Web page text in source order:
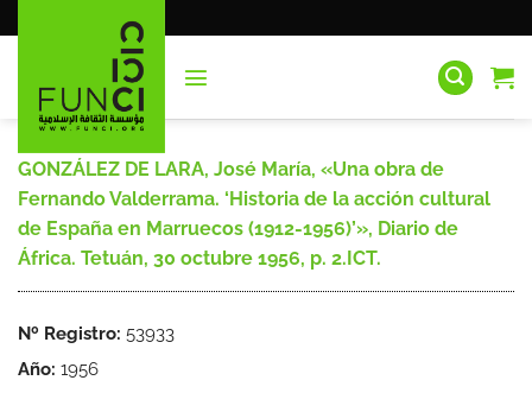
al
GONZÁLEZ DE LARA, José María, «Una obra de
Fernando Valderrama. ‘Historia de la acción cultural
de España en Marruecos (1912-1956)’», Diario de
África. Tetuán, 30 octubre 1956, p. 2.ICT.
Nº Registro: 53933
Año: 1956